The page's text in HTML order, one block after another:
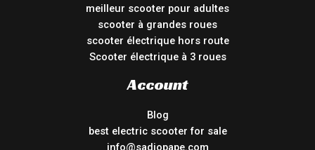
meilleur scooter pour adultes
scooter à grandes roues
scooter électrique hors route
Scooter électrique à 3 roues
Account
Blog
best electric scooter for sale